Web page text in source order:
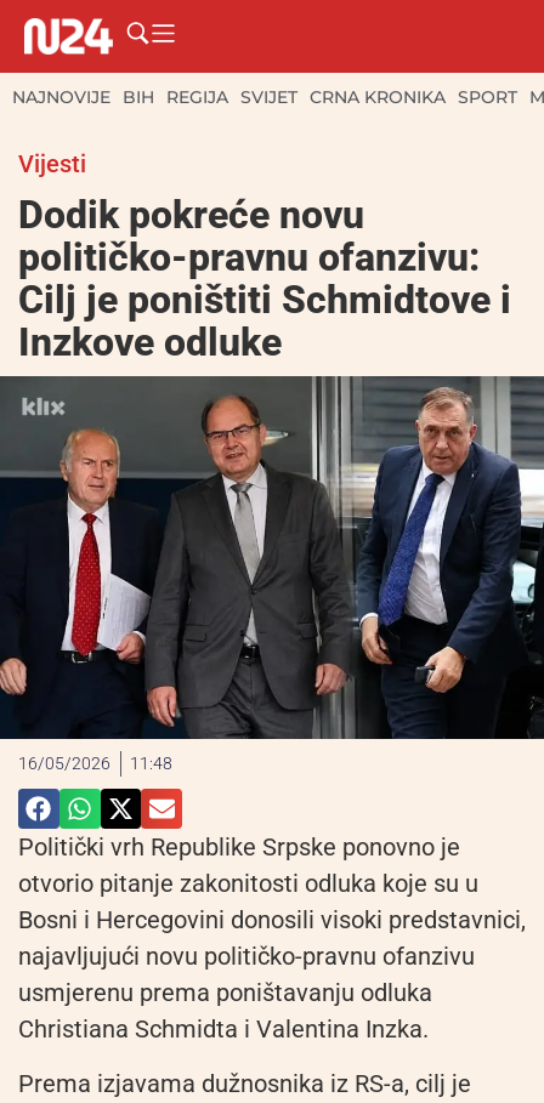
NAJNOVIJE BIH REGIJA SVIJET CRNA KRONIKA SPORT
Vijesti
Dodik pokreće novu
političko-pravnu ofanzivu:
Cilj je poništiti Schmidtove i
Inzkove odluke
16/05/2026 11:48
Politički vrh Republike Srpske ponovno je
otvorio pitanje zakonitosti odluka koje su u
Bosni i Hercegovini donosili visoki predstavnici,
najavljujući novu političko-pravnu ofanzivu
usmjerenu prema poništavanju odluka
Christiana Schmidta i Valentina Inzka.
Prema izjavama dužnosnika iz RS-a, cilj je